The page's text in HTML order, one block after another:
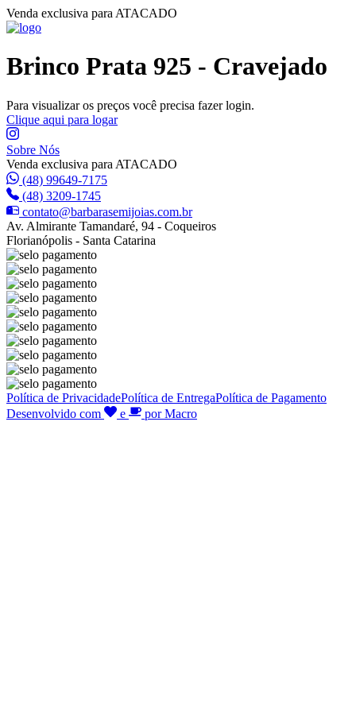
Venda exclusiva para ATACADO
Brinco Prata 925 - Cravejado
Para visualizar os preços você precisa fazer login.
Clique aqui para logar
Sobre Nós
Venda exclusiva para ATACADO
(48) 99649-7175
(48) 3209-1745
contato@barbarasemijoias.com.br
Av. Almirante Tamandaré, 94 - Coqueiros
Florianópolis - Santa Catarina
Política de PrivacidadePolítica de EntregaPolítica de Pagamento
Desenvolvido com
e por Macro